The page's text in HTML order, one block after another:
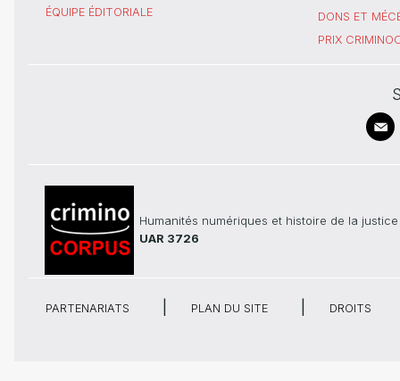
ÉQUIPE ÉDITORIALE
DONS ET
PRIX
Humanités numériques et histoire de la justice
UAR 3726
PARTENARIATS PLAN DU SITE DROITS